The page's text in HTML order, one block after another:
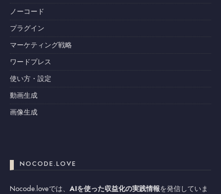
ノーコード
プラグイン
マーケティング戦略
ワードプレス
使い方・設定
動画生成
画像生成
NOCODE.LOVE
Nocode.loveでは、 AIを使った収益化の実践情報を発信していま